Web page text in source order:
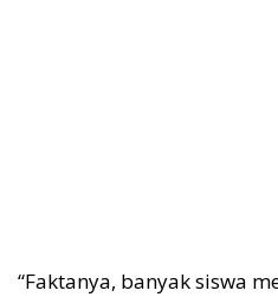
“Faktanya, banyak siswa